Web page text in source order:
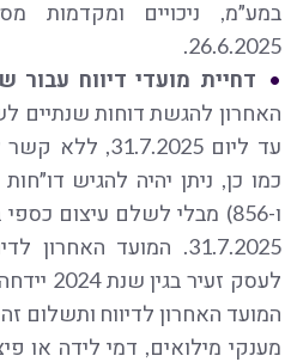
במע״מ, ניכויים ומקדמות
26.6.2025.
דחיית מועדי דיווח עבור שנת
עד ליום
ו-856) מבלי לשלם עיצום
31.7.2025. המועד
המועד האחרון לדיווח ותשלום
מענקי מילואים, דמי לידה או